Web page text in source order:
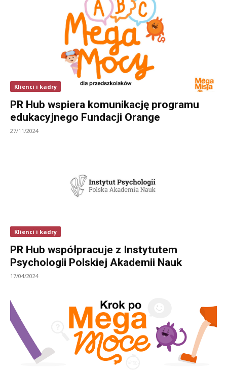
Klienci i kadry
PR Hub wspiera komunikację programu
edukacyjnego Fundacji Orange
27/11/2024
Klienci i kadry
PR Hub współpracuje z Instytutem
Psychologii Polskiej Akademii Nauk
17/04/2024